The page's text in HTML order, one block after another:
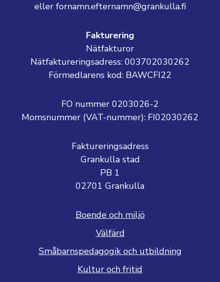
eller fornamn.efternamn@grankulla.fi
Fakturering
Nätfakturor
Nätfaktureringsadress: 003702030262
Förmedlarens kod: BAWCFI22
FO nummer 0203026-2
Momsnummer (VAT-nummer): FI02030262
Faktureringsadress
Grankulla stad
PB 1
02701 Grankulla
Boende och miljö
Välfärd
Småbarnspedagogik och utbildning
Kultur och fritid